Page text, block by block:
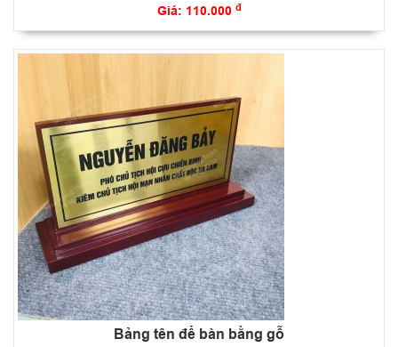
Giá: 110.000 đ
Bảng tên để bàn bằng gỗ